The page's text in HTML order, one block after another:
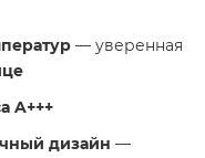
— уверенная
A+++
дизайн —